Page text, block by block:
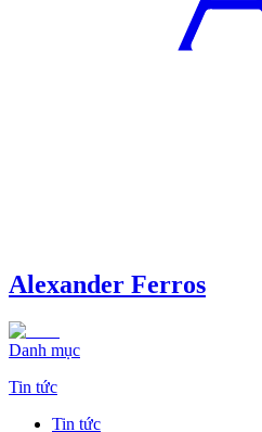
Alexander Ferros
Danh mục
Tin tức
Tin tức